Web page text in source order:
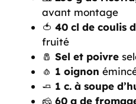
avant montage
🍅 40 cl de coulis
fruité
🧂 Sel et poivre
🧄 1 oignon
🧈 1 c. à soupe
🧀 60 g de